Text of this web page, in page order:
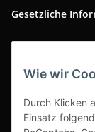
Wie wir
Durch Klicken
Einsatz
Gesetzliche